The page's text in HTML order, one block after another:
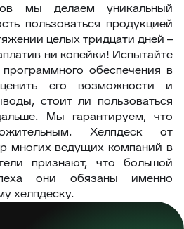
мы делаем уникальный
пользоваться продукцией
целых тридцати дней –
ни копейки! Испытайте
обеспечения в
его возможности и
стоит ли пользоваться
Мы гарантируем, что
Хелпдеск от
многих ведущих компаний в
признают, что большой
они обязаны именно
хелпдеску.